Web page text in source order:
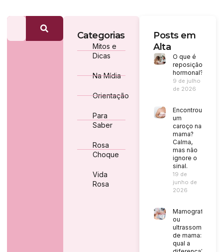
Categorias
Mitos e
Dicas
Na Mídia
Orientação
Para
Saber
Rosa
Choque
Vida
Rosa
Posts em
Alta
O que é
reposição
hormonal?
9 de julho
de 2026
Encontrou
um
caroço na
mama?
Calma,
mas não
ignore o
sinal.
19 de
junho de
2026
Mamografia
ou
ultrassom
de mama:
qual a